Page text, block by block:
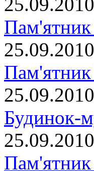
Будинок-
Пам'ятник